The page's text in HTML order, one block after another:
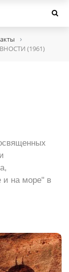
›
(1961)
и на море" в